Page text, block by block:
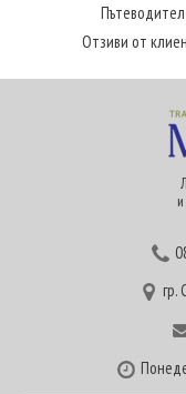
Пътеводител
Отзиви от
гр.